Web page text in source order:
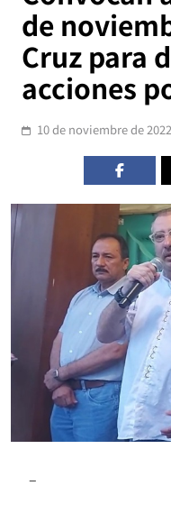
de
Cruz para
acciones
10 de noviembre de 2022
–